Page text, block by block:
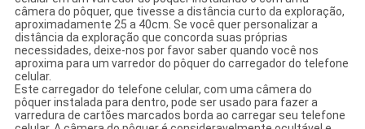
câmera do pôquer, que tivesse a distância curto da exploração,
aproximadamente 25 a 40cm. Se você quer personalizar a
distância da exploração que concorda suas próprias
necessidades, deixe-nos por favor saber quando você nos
aproxima para um varredor do pôquer do carregador do telefone
celular.
Este carregador do telefone celular, com uma câmera do
pôquer instalada para dentro, pode ser usado para fazer a
varredura de cartões marcados borda ao carregar seu telefone